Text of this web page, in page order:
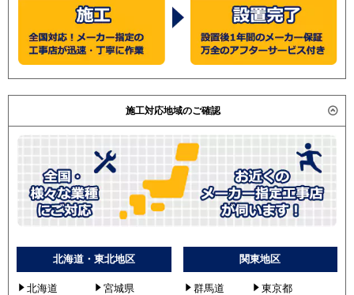
施工対応地域のご確認
北海道・東北地区
北海道
宮城県
関東地区
群馬道
東京都